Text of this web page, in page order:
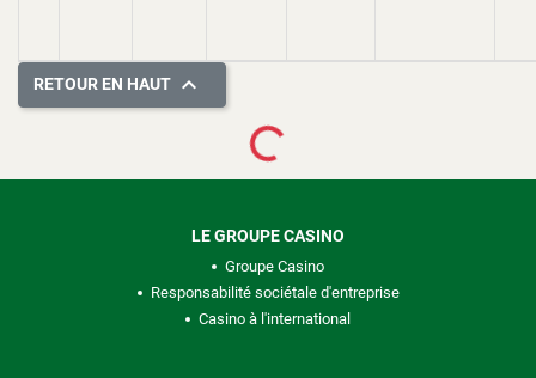
RETOUR EN HAUT 
Loading...
LE GROUPE CASINO
Groupe Casino
Responsabilité sociétale d'entreprise
Casino à l'international